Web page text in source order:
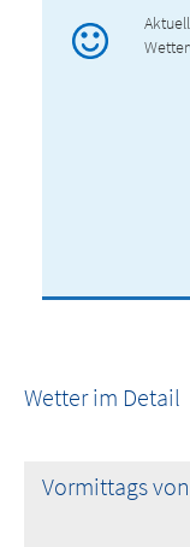
Wetter im Detail
Vormittags